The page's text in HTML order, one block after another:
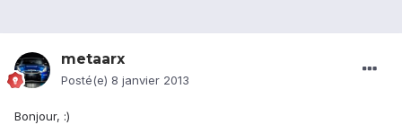
metaarx
Posté(e) 8 janvier 2013
Bonjour, :)